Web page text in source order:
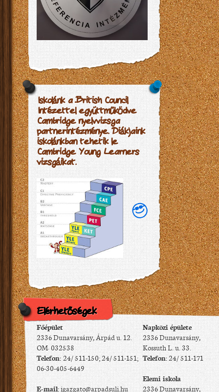
Iskolánk a British Council
Intézettel együttműködve
Cambridge nyelvvizsga
partnerintézménye. Diákjaink
iskolánkban tehetik le
Cambridge Young Learners
vizsgáikat.
Elérhetőségek
Főépület
2336 Dunavarsány, Árpád u. 12.
OM: 032538
Telefon: 24/ 511-150; 24/ 511-151;
06-30-405-6449
E-mail:igazgato@arpadsuli.hu
Napközi épülete
2336 Dunavarsány,
Kossuth L. u. 33.
Telefon:24/ 511-171
Elemi iskola
2336 Dunavarsány,